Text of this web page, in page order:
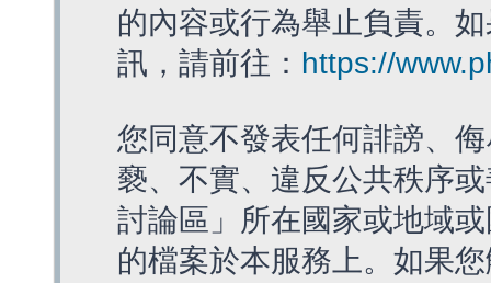
的內容或行為舉止負責。
訊，請前往： https://
您同意不發表任何誹謗、
褻、不實、違反公共秩序
討論區」所在國家或地域
的檔案於本服務上。如果